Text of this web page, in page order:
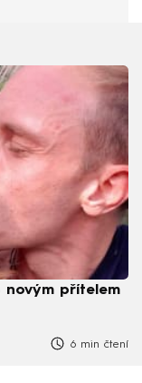
novým přítelem
6 min čtení